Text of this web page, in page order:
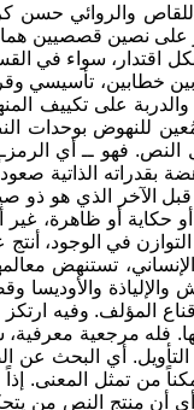
للقاص والروائي
على نصين قصصيين
اقتدار، سواء في
خطابين، تأسيسي
على تكييف
للنهوض بوحدات
فهو ــ أي
بقدراته الذاتية
الآخر الذي هو ذو
حكاية أو ظاهرة، غير
في الوجود، أنتج
تستنهض
والأوديسا
المؤلف. وفيه ارتكز
فله مرجعية معرفية،
التأويل. أي البحث عن
من تمثل المعنى.
أي أن منتج النص من